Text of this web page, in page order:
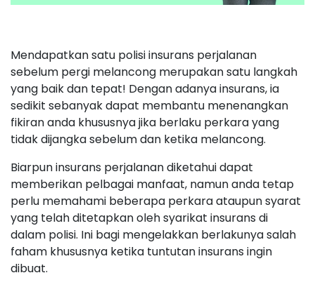
Mendapatkan satu polisi insurans perjalanan
sebelum pergi melancong merupakan satu langkah
yang baik dan tepat! Dengan adanya insurans, ia
sedikit sebanyak dapat membantu menenangkan
fikiran anda khususnya jika berlaku perkara yang
tidak dijangka sebelum dan ketika melancong.
Biarpun insurans perjalanan diketahui dapat
memberikan pelbagai manfaat, namun anda tetap
perlu memahami beberapa perkara ataupun syarat
yang telah ditetapkan oleh syarikat insurans di
dalam polisi. Ini bagi mengelakkan berlakunya salah
faham khususnya ketika tuntutan insurans ingin
dibuat.